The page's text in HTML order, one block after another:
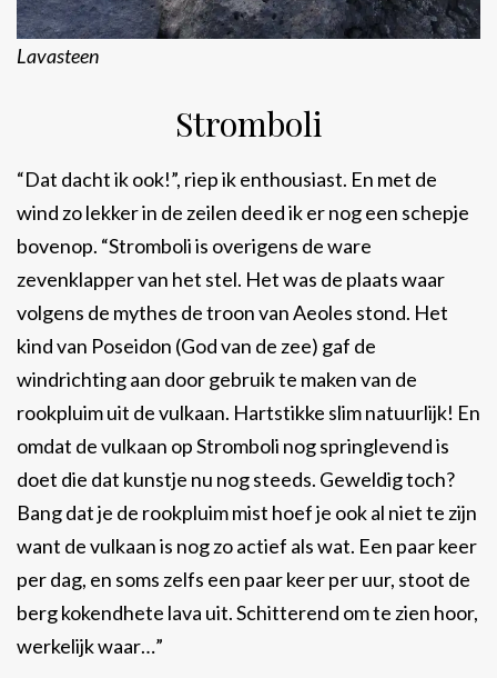
Lavasteen
Stromboli
“Dat dacht ik ook!”, riep ik enthousiast. En met de
wind zo lekker in de zeilen deed ik er nog een schepje
bovenop. “Stromboli is overigens de ware
zevenklapper van het stel. Het was de plaats waar
volgens de mythes de troon van Aeoles stond. Het
kind van Poseidon (God van de zee) gaf de
windrichting aan door gebruik te maken van de
rookpluim uit de vulkaan. Hartstikke slim natuurlijk! En
omdat de vulkaan op Stromboli nog springlevend is
doet die dat kunstje nu nog steeds. Geweldig toch?
Bang dat je de rookpluim mist hoef je ook al niet te zijn
want de vulkaan is nog zo actief als wat. Een paar keer
per dag, en soms zelfs een paar keer per uur, stoot de
berg kokendhete lava uit. Schitterend om te zien hoor,
werkelijk waar…”